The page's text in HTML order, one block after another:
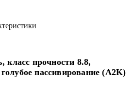
класс прочности 8.8,
пассивирование (A2K)